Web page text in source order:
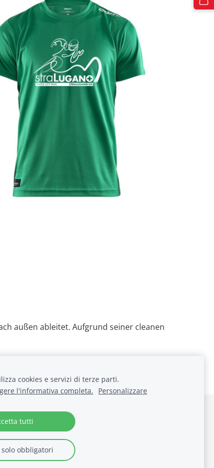
außen ableitet. Aufgrund seiner cleanen
www.stralugano.ch
cookies e servizi di terze parti.
l'informativa completa.
Personalizzare
tutti
solo obbligatori